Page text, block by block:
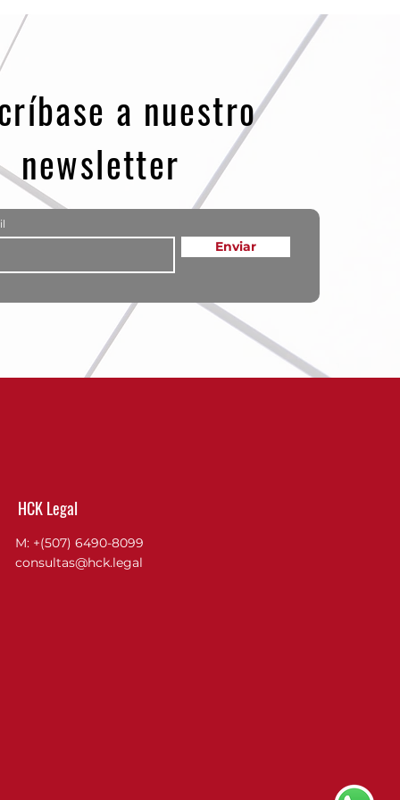
a nuestro
newsletter
Enviar
HCK Legal
M: +(507) 6490-8099
consultas@hck.legal